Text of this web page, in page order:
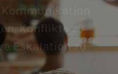
Konflikte zu
Eskalation zu